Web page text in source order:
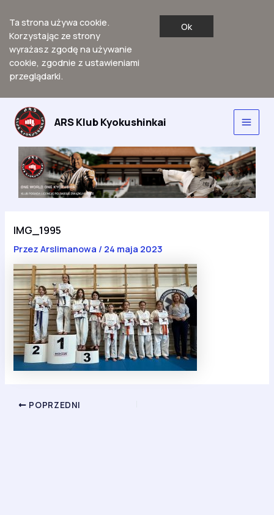
Ta strona używa cookie.
Korzystając ze strony
wyrażasz zgodę na używanie
cookie, zgodnie z ustawieniami
przeglądarki.
Ok
Przejdź
treści
ARS Klub Kyokushinkai
Main
IMG_1995
PrzezArslimanowa / 24 maja 2023
POPRZEDNI